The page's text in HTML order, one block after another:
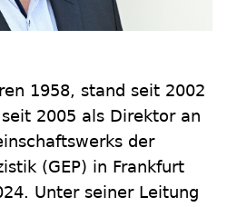
1958, stand seit 2002
2005 als Direktor an
der
(GEP) in Frankfurt
Unter seiner Leitung